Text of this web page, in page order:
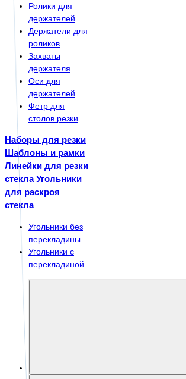
Ролики для
держателей
Держатели для
роликов
Захваты
держателя
Оси для
держателей
Фетр для
столов резки
Наборы для резки
Шаблоны и рамки
Линейки для резки
стекла Угольники
для раскроя
стекла
Угольники без
перекладины
Угольники с
перекладиной